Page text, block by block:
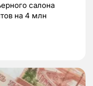
салона
на 4 млн